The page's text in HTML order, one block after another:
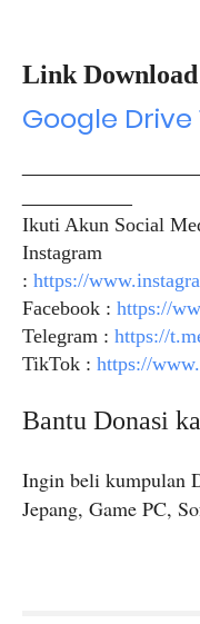
Link Download
Google Drive
Ikuti Akun Social
Instagram
: https://
Facebook : https://
Telegram : https://
TikTok : https://
Bantu Donasi
Ingin beli kumpulan
Jepang, Game PC,